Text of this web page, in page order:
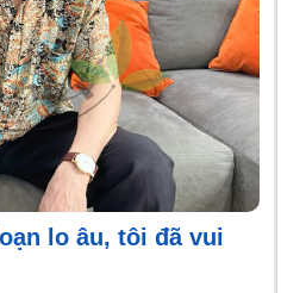
lo âu, tôi đã vui